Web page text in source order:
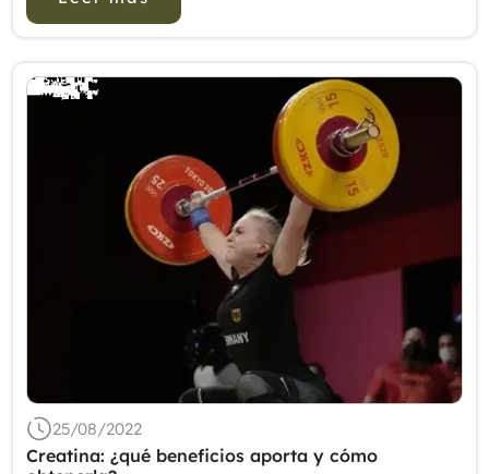
25/08/2022
Creatina: ¿qué beneficios aporta y cómo